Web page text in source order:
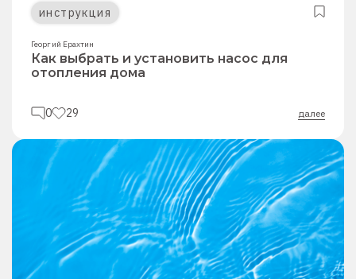
инструкция
Георгий Ерахтин
Как выбрать и установить насос для
отопления дома
0 29 далее